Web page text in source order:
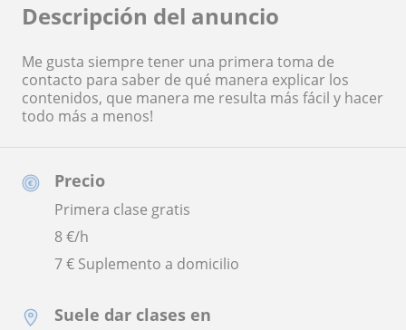
Precio
Primera clase gratis
8€/h
7 € Suplemento a domicilio
Suele dar clases en
Descripción del anuncio
Me gusta siempre tener una primera toma de
contacto para saber de qué manera explicar los
contenidos, que manera me resulta más fácil y hacer
todo más a menos!